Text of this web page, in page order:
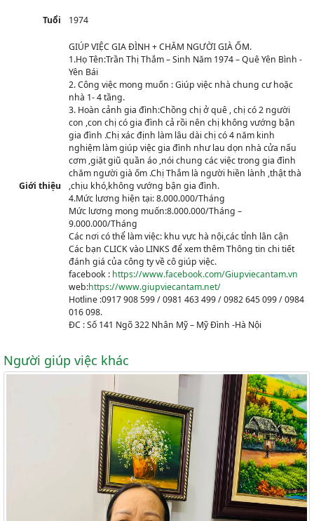
Tuổi 1974
Giới thiệu
GIÚP VIỆC GIA ĐÌNH + CHĂM NGƯỜI GIÀ ỐM.
1.Họ Tên:Trần Thị Thắm – Sinh Năm 1974 – Quê Yên Bình -
Yên Bái
2. Công việc mong muốn : Giúp việc nhà chung cư hoặc
nhà 1- 4 tầng.
3. Hoàn cảnh gia đình:Chồng chị ở quê , chị có 2 người
con ,con chị có gia đình cả rồi nên chị không vướng bận
gia đình .Chị xác định làm lâu dài chị có 4 năm kinh
nghiệm làm giúp việc gia đình như lau dọn nhà cửa nấu
cơm ,giặt giũ quần áo ,nói chung các việc trong gia đình
chăm người già ốm .Chị Thắm là người hiền lành ,thật thà
,chịu khó,không vướng bận gia đình.
4.Mức lương hiện tại: 8.000.000/Tháng
Mức lương mong muốn:8.000.000/Tháng –
9.000.000/Tháng
Các nơi có thể làm việc: khu vực hà nội,các tỉnh lân cận
Các bạn CLICK vào LINKS để xem thêm Thông tin chi tiết
đánh giá của công ty về cô giúp việc.
facebook : https://www.facebook.com/Giupviecantam.vn
web:https://www.giupviecantam.net/
Hotline :0917 908 599 / 0981 463 499 / 0982 645 099 / 0984
016 098.
ĐC : Số 141 Ngõ 322 Nhân Mỹ – Mỹ Đình -Hà Nội
Người giúp việc khác